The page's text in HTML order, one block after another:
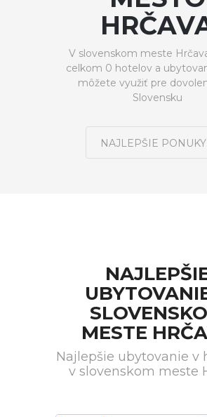
V slovenskom meste
celkom 0 hotelov a
môžete využiť pre
Slovensku
NAJLEPŠIE PONUKY
MESTE
Najlepšie ubytovanie v
v slovenskom meste